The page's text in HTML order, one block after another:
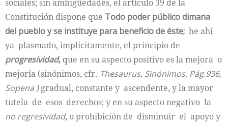
sociales; sin ambigüedades, el artículo 39 de la
Constitución dispone que Todo poder público dimana
del pueblo y se instituye para beneficio de éste; he ahí
ya plasmado, implícitamente, el principio de
progresividad, que en su aspecto positivo es la mejora o
mejoría (sinónimos, cfr. Thesaurus, Sinónimos, Pág.936,
Sopena )gradual, constante y ascendente, y la mayor
tutela de esos derechos; y en su aspecto negativo la
no regresividad, o prohibición de disminuir el apoyo y